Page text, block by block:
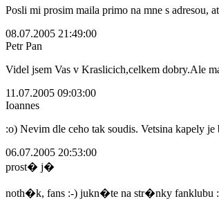
Posli mi prosim maila primo na mne s adresou,
08.07.2005 21:49:00
Petr Pan
Videl jsem Vas v Kraslicich,celkem dobry.Ale
11.07.2005 09:03:00
Ioannes
:o) Nevim dle ceho tak soudis. Vetsina kapely
06.07.2005 20:53:00
prost� j�
noth�k, fans :-) jukn�te na str�nky fanklubu